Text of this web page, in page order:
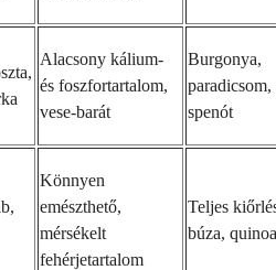
Alacsony kálium-
és foszfortartalom,
vese-barát
Burgonya,
paradicsom,
spenót
Könnyen
emészthető,
mérsékelt
fehérjetartalom
Teljes
búza, quinoa